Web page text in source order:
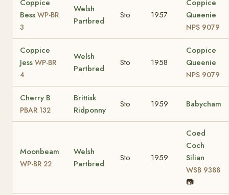
Coppice
Bess WP-BR
3
Welsh
Partbred
Sto 1957
Coppice
Queenie
NPS 9079
Coppice
Jess WP-BR
4
Welsh
Partbred
Sto 1958
Coppice
Queenie
NPS 9079
Cherry B
PBAR 132
Brittisk
Ridponny
Sto 1959 Babycham
Moonbeam
WP-BR 22
Welsh
Partbred
Sto 1959
Coed
Coch
Silian
WSB 9388
📷